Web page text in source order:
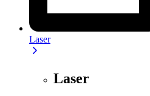
Laser
Laser